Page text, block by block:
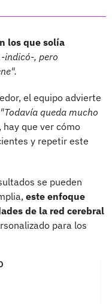
los que solía
indicó-, pero
el equipo advierte
"Todavía queda mucho
hay que ver cómo
y repetir este
se pueden
este enfoque
de la red cerebral
para los